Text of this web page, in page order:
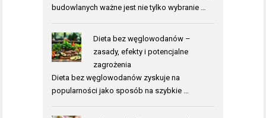
budowlanych ważne jest nie tylko wybranie …
Dieta bez węglowodanów –
zasady, efekty i potencjalne
zagrożenia
Dieta bez węglowodanów zyskuje na
popularności jako sposób na szybkie …